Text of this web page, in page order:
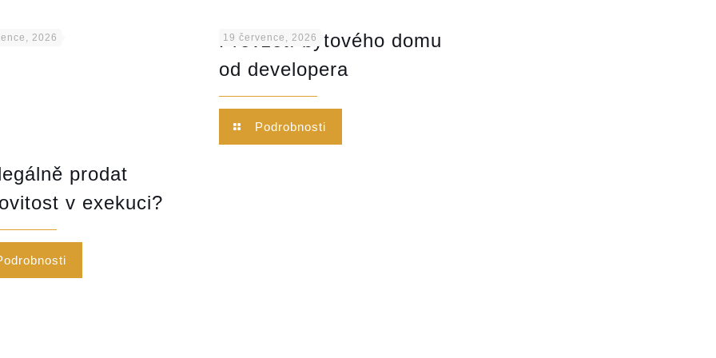
2026
prodat
v exekuci?
19 července, 2026
Převzetí bytového domu
od developera
Podrobnosti